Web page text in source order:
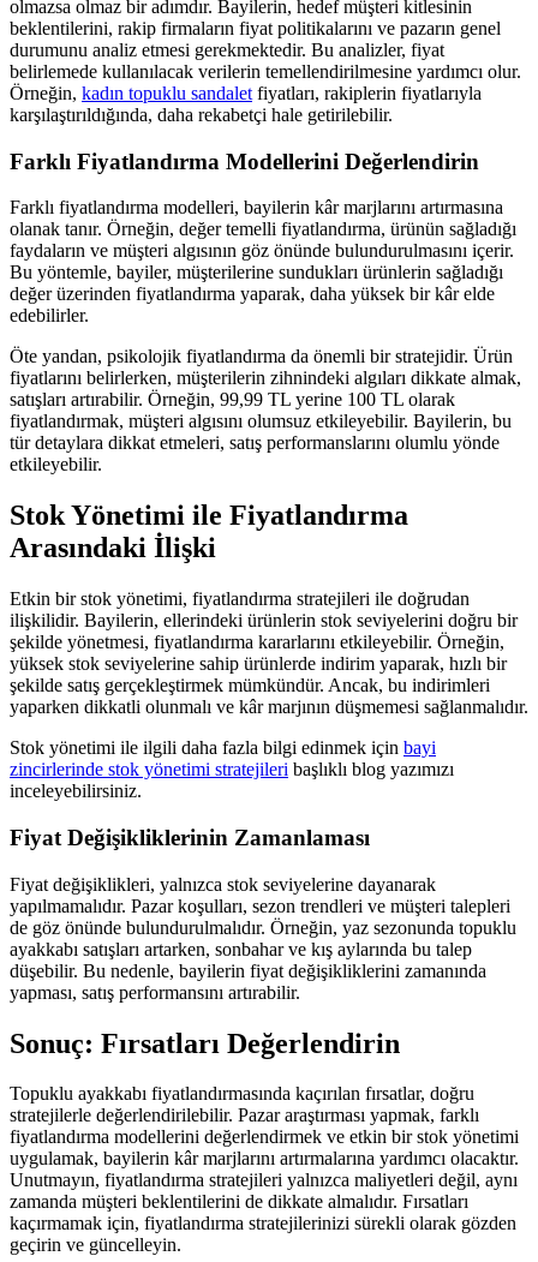
olmazsa olmaz bir adımdır. Bayilerin, hedef müşteri kitlesinin
beklentilerini, rakip firmaların fiyat politikalarını ve pazarın genel
durumunu analiz etmesi gerekmektedir. Bu analizler, fiyat
belirlemede kullanılacak verilerin temellendirilmesine yardımcı olur.
Örneğin, kadın topuklu sandalet fiyatları, rakiplerin fiyatlarıyla
karşılaştırıldığında, daha rekabetçi hale getirilebilir.
Farklı Fiyatlandırma Modellerini Değerlendirin
Farklı fiyatlandırma modelleri, bayilerin kâr marjlarını artırmasına
olanak tanır. Örneğin, değer temelli fiyatlandırma, ürünün sağladığı
faydaların ve müşteri algısının göz önünde bulundurulmasını içerir.
Bu yöntemle, bayiler, müşterilerine sundukları ürünlerin sağladığı
değer üzerinden fiyatlandırma yaparak, daha yüksek bir kâr elde
edebilirler.
Öte yandan, psikolojik fiyatlandırma da önemli bir stratejidir. Ürün
fiyatlarını belirlerken, müşterilerin zihnindeki algıları dikkate almak,
satışları artırabilir. Örneğin, 99,99 TL yerine 100 TL olarak
fiyatlandırmak, müşteri algısını olumsuz etkileyebilir. Bayilerin, bu
tür detaylara dikkat etmeleri, satış performanslarını olumlu yönde
etkileyebilir.
Stok Yönetimi ile Fiyatlandırma
Arasındaki İlişki
Etkin bir stok yönetimi, fiyatlandırma stratejileri ile doğrudan
ilişkilidir. Bayilerin, ellerindeki ürünlerin stok seviyelerini doğru bir
şekilde yönetmesi, fiyatlandırma kararlarını etkileyebilir. Örneğin,
yüksek stok seviyelerine sahip ürünlerde indirim yaparak, hızlı bir
şekilde satış gerçekleştirmek mümkündür. Ancak, bu indirimleri
yaparken dikkatli olunmalı ve kâr marjının düşmemesi sağlanmalıdır.
Stok yönetimi ile ilgili daha fazla bilgi edinmek için bayi
zincirlerinde stok yönetimi stratejileri başlıklı blog yazımızı
inceleyebilirsiniz.
Fiyat Değişikliklerinin Zamanlaması
Fiyat değişiklikleri, yalnızca stok seviyelerine dayanarak
yapılmamalıdır. Pazar koşulları, sezon trendleri ve müşteri talepleri
de göz önünde bulundurulmalıdır. Örneğin, yaz sezonunda topuklu
ayakkabı satışları artarken, sonbahar ve kış aylarında bu talep
düşebilir. Bu nedenle, bayilerin fiyat değişikliklerini zamanında
yapması, satış performansını artırabilir.
Sonuç: Fırsatları Değerlendirin
Topuklu ayakkabı fiyatlandırmasında kaçırılan fırsatlar, doğru
stratejilerle değerlendirilebilir. Pazar araştırması yapmak, farklı
fiyatlandırma modellerini değerlendirmek ve etkin bir stok yönetimi
uygulamak, bayilerin kâr marjlarını artırmalarına yardımcı olacaktır.
Unutmayın, fiyatlandırma stratejileri yalnızca maliyetleri değil, aynı
zamanda müşteri beklentilerini de dikkate almalıdır. Fırsatları
kaçırmamak için, fiyatlandırma stratejilerinizi sürekli olarak gözden
geçirin ve güncelleyin.